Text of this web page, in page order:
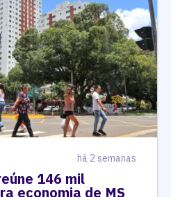
há 2 semanas
146 mil
economia de MS